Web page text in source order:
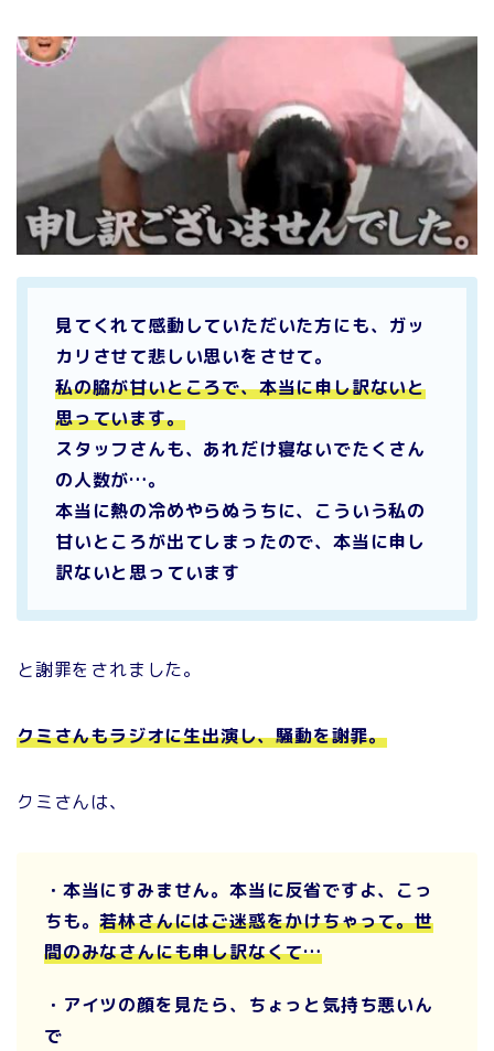
見てくれて感動していただいた方にも、ガッ
カリさせて悲しい思いをさせて。
私の脇が甘いところで、本当に申し訳ないと
思っています。
スタッフさんも、あれだけ寝ないでたくさん
の人数が…。
本当に熱の冷めやらぬうちに、こういう私の
甘いところが出てしまったので、本当に申し
訳ないと思っています
と謝罪をされました。
クミさんもラジオに生出演し、騒動を謝罪。
クミさんは、
・本当にすみません。本当に反省ですよ、こっ
ちも。若林さんにはご迷惑をかけちゃって。世
間のみなさんにも申し訳なくて…
・アイツの顔を見たら、ちょっと気持ち悪いん
で